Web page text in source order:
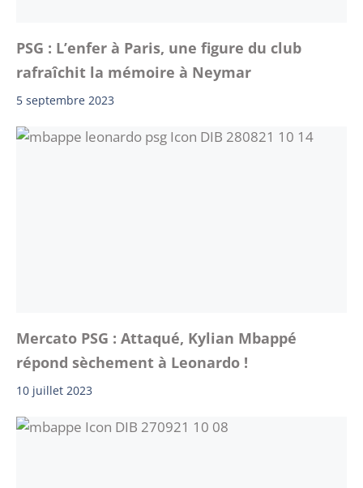
PSG : L’enfer à Paris, une figure du club
rafraîchit la mémoire à Neymar
5 septembre 2023
Mercato PSG : Attaqué, Kylian Mbappé
répond sèchement à Leonardo !
10 juillet 2023